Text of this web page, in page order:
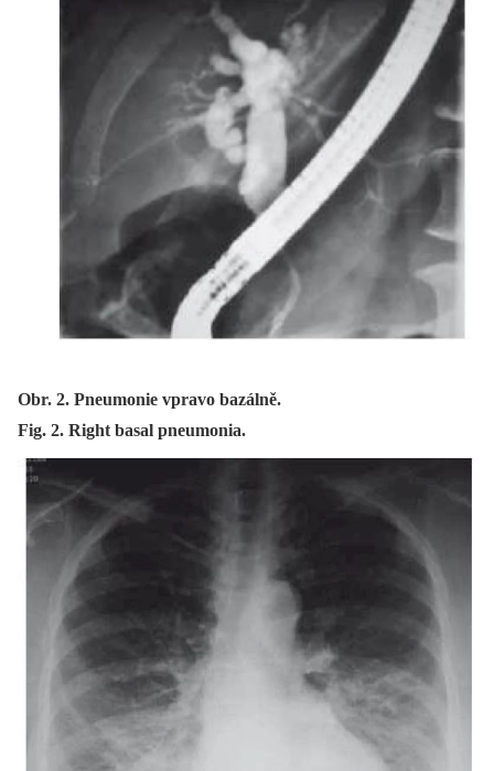
Obr. 2. Pneumonie vpravo bazálně.
Fig. 2. Right basal pneumonia.